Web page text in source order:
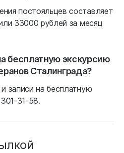
постояльцев составляет
33000 рублей за месяц
бесплатную экскурсию
Сталинграда?
записи на бесплатную
31-58.